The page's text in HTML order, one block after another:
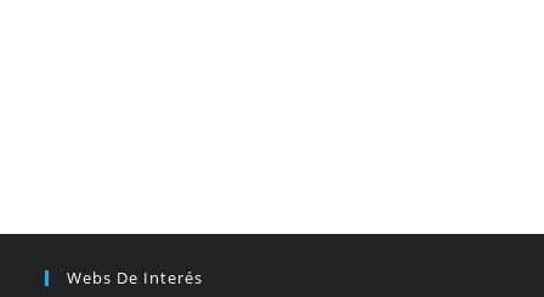
Webs De Interés